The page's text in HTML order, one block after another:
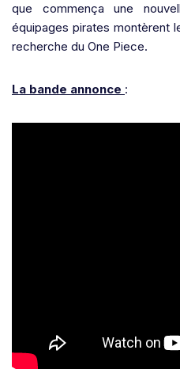
que commença une
équipages pirates montèrent
recherche du One Piece.
La bande annonce :